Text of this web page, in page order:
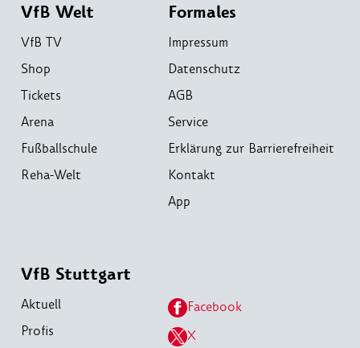
VfB Welt
VfB TV
Shop
Tickets
Arena
Fußballschule
Reha-Welt
Formales
Impressum
Datenschutz
AGB
Service
Erklärung zur Barrierefreiheit
Kontakt
App
VfB Stuttgart
Aktuell
Profis
Facebook
X